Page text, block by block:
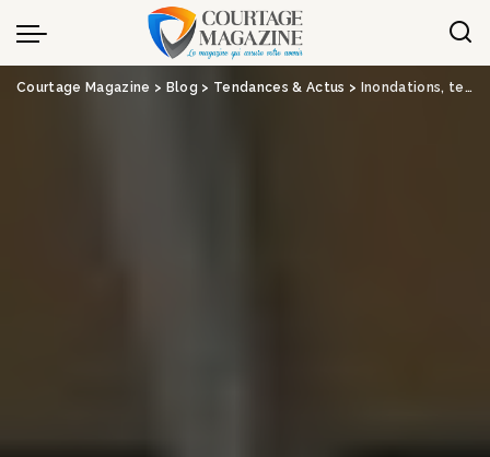
Panneau de gestion des cookies
Courtage Magazine > Blog > Tendances & Actus > Inondations, tempêtes… Vers une nouvelle hausse des tarifs de l’assurance habitation en 2024 ?